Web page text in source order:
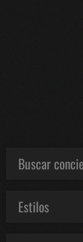
Buscar
Estilos